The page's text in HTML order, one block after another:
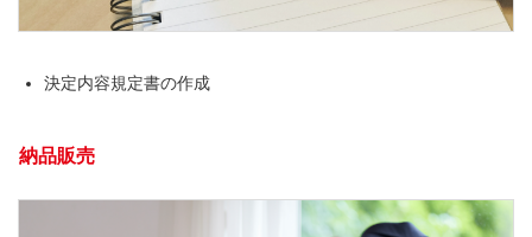
決定内容規定書の作成
納品販売